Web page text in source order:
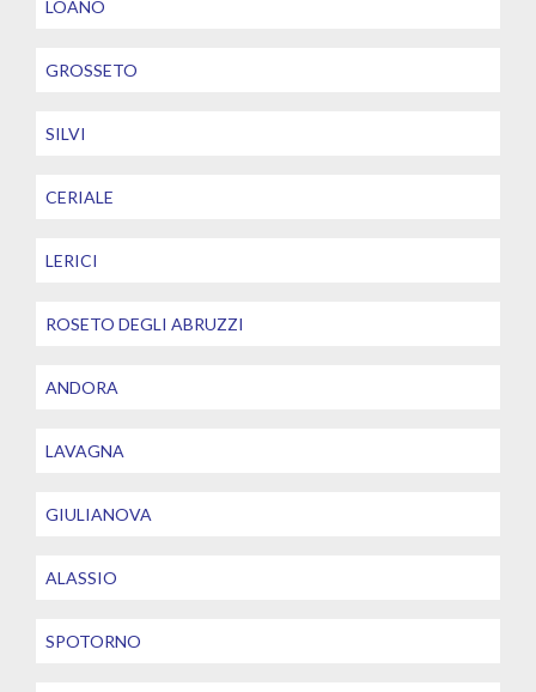
LOANO
GROSSETO
SILVI
CERIALE
LERICI
ROSETO DEGLI ABRUZZI
ANDORA
LAVAGNA
GIULIANOVA
ALASSIO
SPOTORNO